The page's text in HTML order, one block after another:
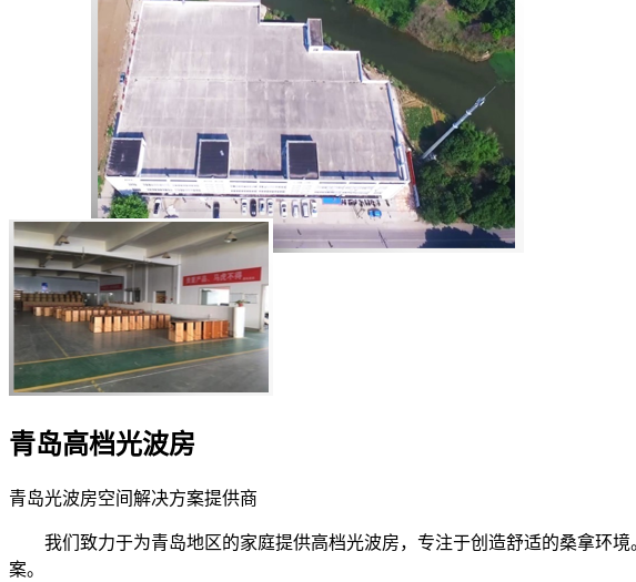
青岛高档光波房
青岛光波房空间解决方案提供商
我们致力于为青岛地区的家庭提供高档光波房，专注于创造舒适的桑拿环境
案。